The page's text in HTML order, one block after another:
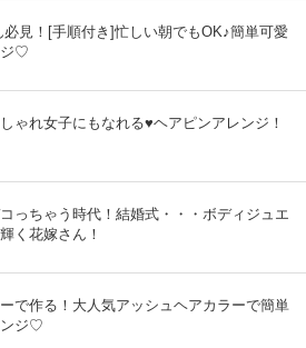
必見！[手順付き]忙しい朝でもOK♪簡単可愛
ジ♡
ゃれ女子にもなれる♥ヘアピンアレンジ！
っちゃう時代！結婚式・・・ボディジュエ
く花嫁さん！
で作る！大人気アッシュヘアカラーで簡単
ンジ♡